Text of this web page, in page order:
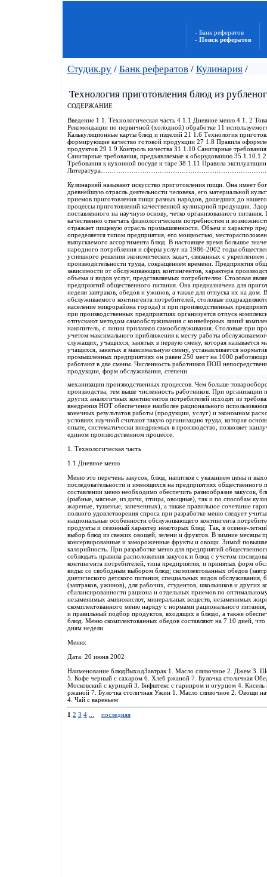
- Банк рефератов
- Поиск рефератов
Студик.ру / Банк рефератов / Кулинария /
Технология приготовления блюд из
СОДЕРЖАНИЕ
Введение 1 1. Технологическая часть 4 1.1 Дневное меню 4 1. 2
Рекомендации по первичной (холодной) обработке 11
Калькуляционные карты блюд и изделий 21 1.6 Технология
формирующие качество готовой продукции 27 1.8 Правила
продуктов 29 1.9 Контроль качества 31 1.10 Санитарные
Санитарные требования, предъявляемые к оборудованию 35
Требования к кухонной посуде и таре 38 1.11 Правила
Кулинарией называют искусство приготовления пищи. Она имеет
древнейшую отрасль деятельности человека, его материальной
приемов приготовления пищи разных народов, дошедших до нашего
процессы приготовлений качественной кулинарной продукции.
поставленного на научную основу, четко организованного
качественно отвечать физиологическим потребностям и
отражает пищевую отрасль промышленности. Объем и характер
определяется типом предприятия, его мощностью,
выпускаемого ассортимента блюд. В настоящее время большое
народного потребления и сферы услуг на 1986-2002 годы
успешного решения экономических задач, связанных с
производительности труда, сокращением времени. Предприятия
зависимости от обслуживающих контингентов, характера
объема и видов услуг, представляемых потребителям. Столовая
предприятий общественного питания. Она предназначена для
недели завтраков, обедов и ужинов, а также для отпуска их на дом.
обслуживаемого контингента потребителей, столовые
население микрорайона города) и при производственных
при производственных предприятиях организуется отпуск
отпускают методом самообслуживания с конвейерных линий
накопитель, с линии прилавков самообслуживания. Столовые при
учетом максимального приближения к месту работы
служащих, учащихся, занятых в первую смену, которая называется
учащихся, занятых в максимальную смену, устанавливается
промышленных предприятиях он равен 250 мест на 1000
работают в две смены. Численность работников ПОП
продукции, форм обслуживания, степени
механизации производственных процессов. Чем больше
производства, тем выше численность работников. При
других аналогичных контингентов потребителей исходят из
внедрения НОТ обеспечение наиболее рационального
конечных результатов работы (продукции, услуг) и экономном
условиях научной считают такую организацию труда, которая
опыте, систематически внедряемых в производство, позволяет
едином производственном процессе.
1. Технологическая часть
1.1 Дневное меню
Меню это перечень закусок, блюд, напитков с указанием цены и
последовательности и имеющихся на предприятиях общественного
составлении меню необходимо обеспечить разнообразие закусок,
(рыбные, мясные, из дичи, птицы, овощные), так и по способам
жареные, тушеные, запеченных), а также правильное сочетание
полного удовлетворения спроса при разработке меню следует
национальные особенности обслуживающего контингента
продукты и сезонный характер некоторых блюд. Так, в осенне-
выбор блюд из свежих овощей, зелени и фруктов. В зимние месяцы
консервированные и замороженные фрукты и овощи. Зимой
калорийность. При разработке меню для предприятий
соблюдать правила расположения закусок и блюд с учетом
контингента потребителей, типа предприятия, и принятых форм
виды: со свободным выбором блюд; скомплектованных обедов
диетического детского питания; специальных видов
(завтраков, ужинов), для рабочих, студентов, школьников и других
сбалансированности рациона и отдельных приемов по
незаменимых аминокислот, минеральных веществ, незаменимых
скомплектованного меню наряду с нормами рационального
и правильный подбор продуктов, входящих в блюдо, а также
блюд. Меню скомплектованных обедов составляют на 7 10 дней, что
дням недели
Меню:
Дата: 20 июня 2002
Наименование блюдВыходЗавтрак 1. Масло сливочное 2. Джем 3.
5. Кофе черный с сахаром 6. Хлеб ржаной 7. Булочка столичная
Московский с курицей 3. Бифштекс с гарниром и огурцом 4.
ржаной 7. Булочка столичная Ужин 1. Масло сливочное 2. Овощи
4. Чай с вареньем
1 2 3 4 последняя